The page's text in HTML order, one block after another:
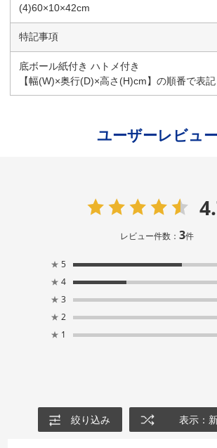
(4)60×10×42cm
特記事項
底ボール紙付き ハトメ付き
【幅(W)×奥行(D)×高さ(H)cm】の順番で表記
ユーザーレビュー
レビュー件数：3件
★ 5
★ 4
★ 3
★ 2
★ 1
絞り込み 表示：